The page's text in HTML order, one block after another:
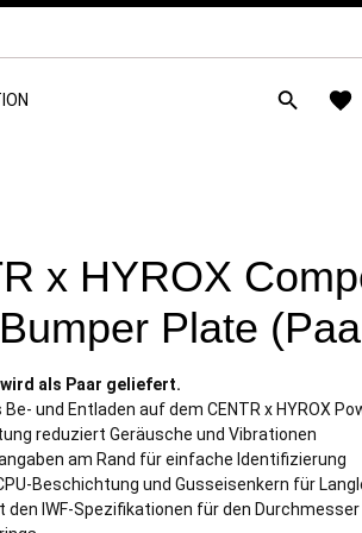
x HYROX
Plate
als Paar geliefert.
und Entladen auf dem CENTR x HYROX
reduziert Geräusche und Vibrationen
am Rand für einfache Identifizierung
Beschichtung und Gusseisenkern für
den IWF-Spezifikationen für den Durchmesser